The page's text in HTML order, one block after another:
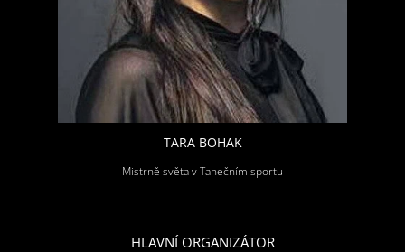
TARA BOHAK
Mistrně světa v Tanečním sportu
HLAVNÍ ORGANIZÁTOR